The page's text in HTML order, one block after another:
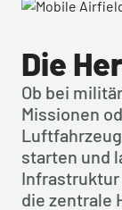
Die
Ob bei
Missionen
starten und
Infrastruktur
die zentrale